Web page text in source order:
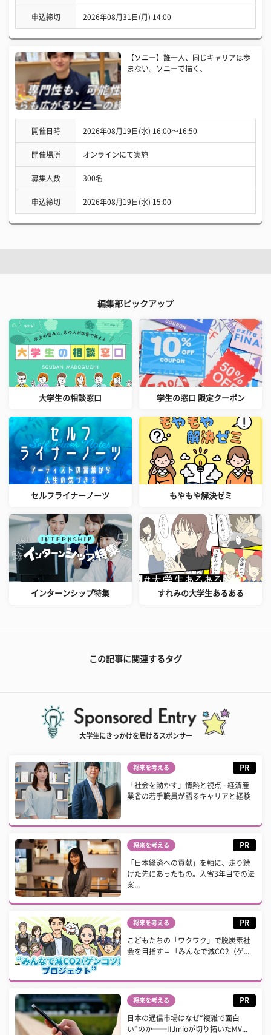
申込締切 2026年08月31日(月) 14:00
【ソニー】誰一人、同じキャリアは歩
まない。ソニーで描く、
開催日時 2026年08月19日(水) 16:00〜16:50
開催場所 オンラインにて実施
募集人数 300名
申込締切 2026年08月19日(水) 15:00
編集部ピックアップ
大学生の相談窓口 学生の窓口 限定クーポン
セルフライナーノーツ もやもや解決ゼミ
インターンシップ特集 すれみの大学生あるある
この記事に関連するタグ
大学生にきっかけを届けるスポンサー
将来を考える PR
「社会を動かす」情熱と視点 - 経済産
業省の若手職員が語るキャリアと経験
将来を考える PR
「日本経済への貢献」を軸に、走り続
けた先にあったもの。入省3年目での法
案...
将来を考える PR
こどもたちの「ワクワク」で脱炭素社
会を目指す – 「みんなで減CO2（ゲ...
将来を考える PR
日本の通信市場はなぜ“複雑で面白
い”のか──IIJmioが切り拓いたMV...